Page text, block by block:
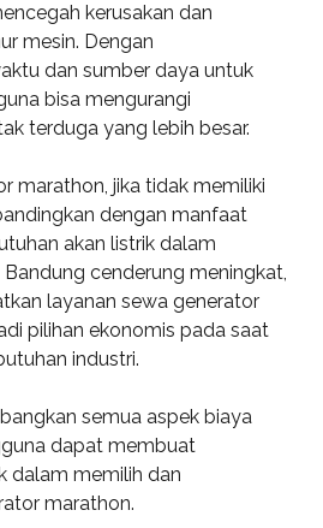
kerusakan dan
mesin. Dengan
dan sumber daya untuk
bisa mengurangi
terduga yang lebih besar.
marathon, jika tidak memiliki
dengan manfaat
akan listrik dalam
cenderung meningkat,
layanan sewa generator
pilihan ekonomis pada saat
industri.
semua aspek biaya
dapat membuat
dalam memilih dan
marathon.